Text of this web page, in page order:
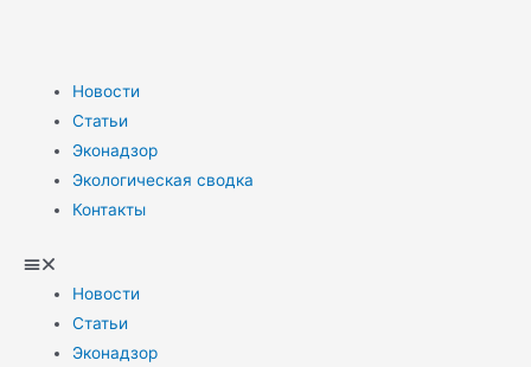
Новости
Статьи
Эконадзор
Экологическая сводка
Контакты
Новости
Статьи
Эконадзор